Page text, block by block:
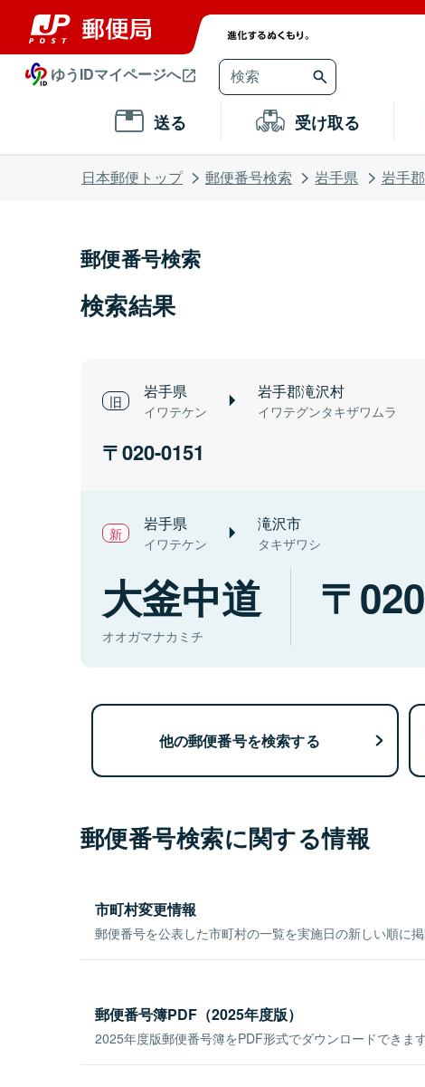
ゆうIDマイページへ
送る 受け取る
日本郵便トップ 郵便番号検索 岩手県 岩手
郵便番号検索
検索結果
岩手県
イワテケン
岩手郡滝沢村
イワテグンタキザワムラ
020-0151
岩手県
イワテケン
滝沢市
タキザワシ
大釜中道
オオガマナカミチ
他の郵便番号を検索する
郵便番号検索に関する情報
市町村変更情報
郵便番号を公表した市町村の一覧を実施日の新しい順に掲
郵便番号簿PDF（2025年度版）
2025年度版郵便番号簿をPDF形式でダウンロードできます